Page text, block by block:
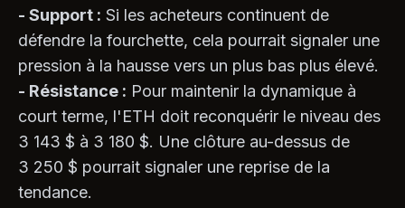
- Support : Si les acheteurs continuent de
défendre la fourchette, cela pourrait signaler une
pression à la hausse vers un plus bas plus élevé.
- Résistance : Pour maintenir la dynamique à
court terme, l'ETH doit reconquérir le niveau des
3 143 $ à 3 180 $. Une clôture au-dessus de
3 250 $ pourrait signaler une reprise de la
tendance.